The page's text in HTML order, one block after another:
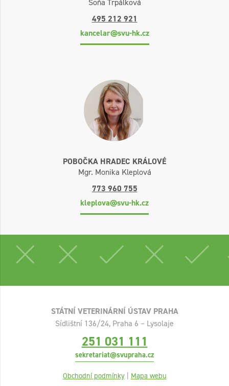
Soňa Trpálková
495 212 921
kancelar@svu-hk.cz
POBOČKA HRADEC KRÁLOVÉ
Mgr. Monika Kleplová
773 960 755
kleplova@svu-hk.cz
STÁTNÍ VETERINÁRNÍ ÚSTAV PRAHA
Sídlištní 136/24, Praha 6 – Lysolaje
251 031 111
sekretariat@svupraha.cz
Obchodní podmínky | Mapa webu